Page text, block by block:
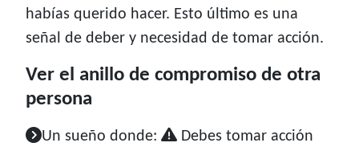
habías querido hacer. Esto último es una
señal de deber y necesidad de tomar acción.
Ver el anillo de compromiso de otra
persona
Un sueño donde: Debes tomar acción